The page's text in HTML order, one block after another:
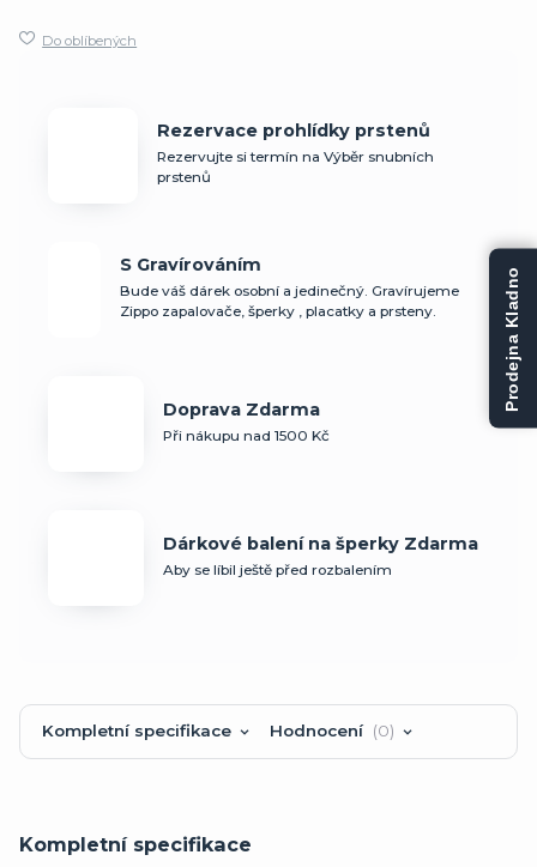
Do oblíbených
Rezervace prohlídky prstenů
Rezervujte si termín na Výběr snubních
prstenů
S Gravírováním
Bude váš dárek osobní a jedinečný. Gravírujeme
Zippo zapalovače, šperky , placatky a prsteny.
Doprava Zdarma
Při nákupu nad 1500 Kč
Dárkové balení na šperky Zdarma
Aby se líbil ještě před rozbalením
Kompletní specifikace Hodnocení 0
Kompletní specifikace
Prodejna Kladno